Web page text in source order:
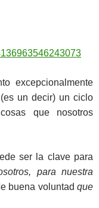
excepcionalmente
un decir) un ciclo
que nosotros
ser la clave para
para nuestra
buena voluntad que